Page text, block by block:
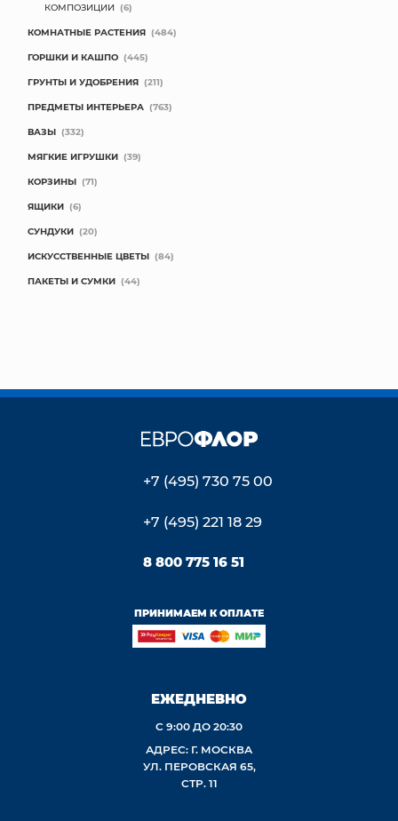
КОМПОЗИЦИИ (6)
КОМНАТНЫЕ РАСТЕНИЯ (484)
ГОРШКИ И КАШПО (445)
ГРУНТЫ И УДОБРЕНИЯ (211)
ПРЕДМЕТЫ ИНТЕРЬЕРА (763)
ВАЗЫ (332)
МЯГКИЕ ИГРУШКИ (39)
КОРЗИНЫ (71)
ЯЩИКИ (6)
СУНДУКИ (20)
ИСКУССТВЕННЫЕ ЦВЕТЫ (84)
ПАКЕТЫ И СУМКИ (44)
+7 (495) 730 75 00
+7 (495) 221 18 29
8 800 775 16 51
ПРИНИМАЕМ К ОПЛАТЕ
ЕЖЕДНЕВНО
С 9:00 ДО 20:30
АДРЕС: Г. МОСКВА
УЛ. ПЕРОВСКАЯ 65,
СТР. 11